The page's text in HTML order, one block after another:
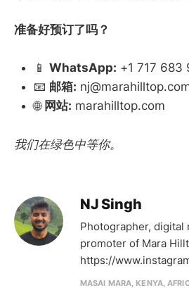
准备好预订了吗？
📱 WhatsApp: +1 717 683
📧 邮箱:
🌐 网站: marahilltop.com
我们在绿色中等你。
NJ Singh
Photographer, digital
promoter of Mara
https://
MASAI MARA, KENYA,